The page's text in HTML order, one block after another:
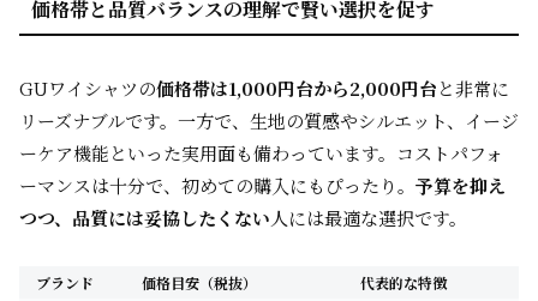
価格帯と品質バランスの理解で賢い選択を促す
GUワイシャツの価格帯は1,000円台から2,000円台と非常に
リーズナブルです。一方で、生地の質感やシルエット、イージ
ーケア機能といった実用面も備わっています。コストパフォ
ーマンスは十分で、初めての購入にもぴったり。 予算を抑え
つつ、品質には妥協したくない人には最適な選択です。
ブランド 価格目安（税抜）
代表的な特徴